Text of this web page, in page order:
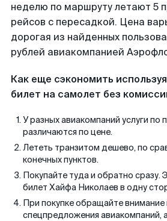
неделю по маршруту летают 5
рейсов с пересадкой. Цена
дорогая из найденных
рублей авиакомпанией
Как еще сэкономить
билет на самолет без
У разных авиакомпаний услуги по
различаются по цене.
Лететь транзитом дешево, по
конечных пунктов.
Покупайте туда и обратно сразу.
билет Хайфа Николаев в одну
При покупке обращайте внимание
спецпредложения авиакомпаний,